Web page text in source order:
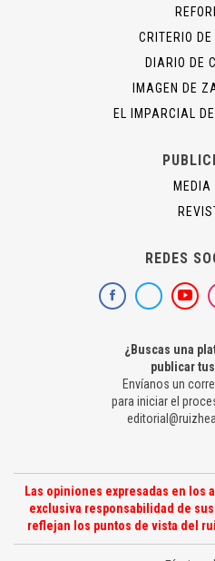
CRITERIO
DIARIO DE
IMAGEN DE
EL IMPARCIAL
MEDIA
REDES
¿Buscas una
publicar
Envíanos un
para iniciar el
Las opiniones expresadas en los
exclusiva responsabilidad de
reflejan los puntos de vista del